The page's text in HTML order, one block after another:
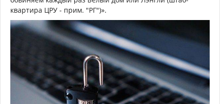
квартира ЦРУ - прим. "РГ")».